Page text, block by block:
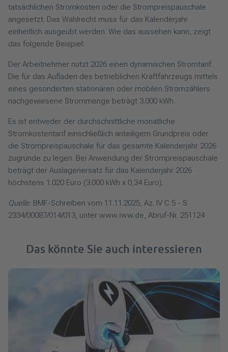
tatsächlichen Stromkosten oder die Strompreispauschale
angesetzt. Das Wahlrecht muss für das Kalenderjahr
einheitlich ausgeübt werden. Wie das aussehen kann, zeigt
das folgende Beispiel:
Der Arbeitnehmer nutzt 2026 einen dynamischen Stromtarif.
Die für das Aufladen des betrieblichen Kraftfahrzeugs mittels
eines gesonderten stationären oder mobilen Stromzählers
nachgewiesene Strommenge beträgt 3.000 kWh.
Es ist entweder der durchschnittliche monatliche
Stromkostentarif einschließlich anteiligem Grundpreis oder
die Strompreispauschale für das gesamte Kalenderjahr 2026
zugrunde zu legen. Bei Anwendung der Strompreispauschale
beträgt der Auslagenersatz für das Kalenderjahr 2026
höchstens 1.020 Euro (3.000 kWh x 0,34 Euro).
Quelle:BMF-Schreiben vom 11.11.2025, Az. IV C 5 - S
2334/00087/014/013, unter www.iww.de, Abruf-Nr. 251124
Das könnte Sie auch interessieren